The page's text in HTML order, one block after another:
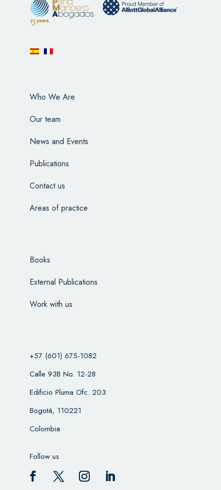
Who We Are
Our team
News and Events
Publications
Contact us
Areas of practice
Books
External Publications
Work with us
+57 (601) 675-1082
Calle 93B No. 12-28
Edificio Pluma Ofc. 203
Bogotá, 110221
Colombia
Follow us